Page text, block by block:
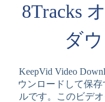
8Tracks
ダ
KeepVid Video
ウンロードして保
ルです。このビデ